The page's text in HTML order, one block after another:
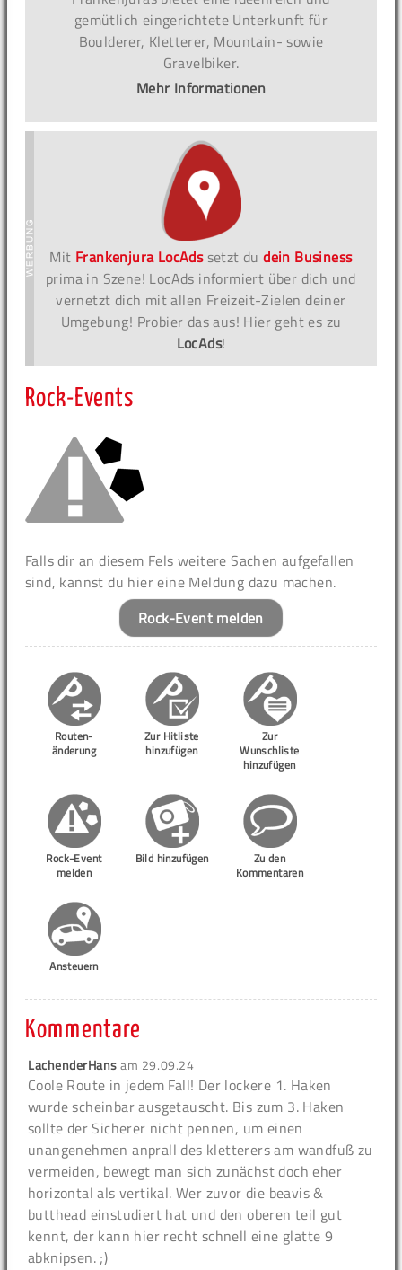
gemütlich eingerichtete Unterkunft für
Boulderer, Kletterer, Mountain- sowie
Gravelbiker.
Mehr Informationen
Mit Frankenjura LocAdssetzt dudein Business
prima in Szene! LocAds informiert über dich und
vernetzt dich mit allen Freizeit-Zielen deiner
Umgebung! Probier das aus! Hier geht es zu
LocAds!
Rock-Events
Falls dir an diesem Fels weitere Sachen aufgefallen
sind, kannst du hier eine Meldung dazu machen.
Rock-Event melden
Routen-
änderung
Zur Hitliste
hinzufügen
Zur
Wunschliste
hinzufügen
Rock-Event
melden
Bild hinzufügen
Zu den
Kommentaren
Ansteuern
Kommentare
LachenderHansam 29.09.24
Coole Route in jedem Fall! Der lockere 1. Haken
wurde scheinbar ausgetauscht. Bis zum 3. Haken
sollte der Sicherer nicht pennen, um einen
unangenehmen anprall des kletterers am wandfuß zu
vermeiden, bewegt man sich zunächst doch eher
horizontal als vertikal. Wer zuvor die beavis &
butthead einstudiert hat und den oberen teil gut
kennt, der kann hier recht schnell eine glatte 9
abknipsen. ;)